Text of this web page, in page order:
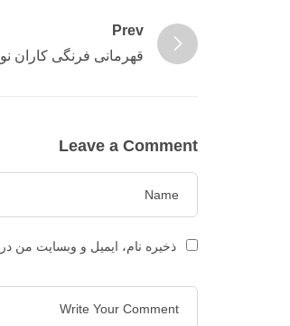
Prev
قهرمانی فرنگی کاران
Leave a Comment
ذخیره نام، ایمیل و وبسایت من